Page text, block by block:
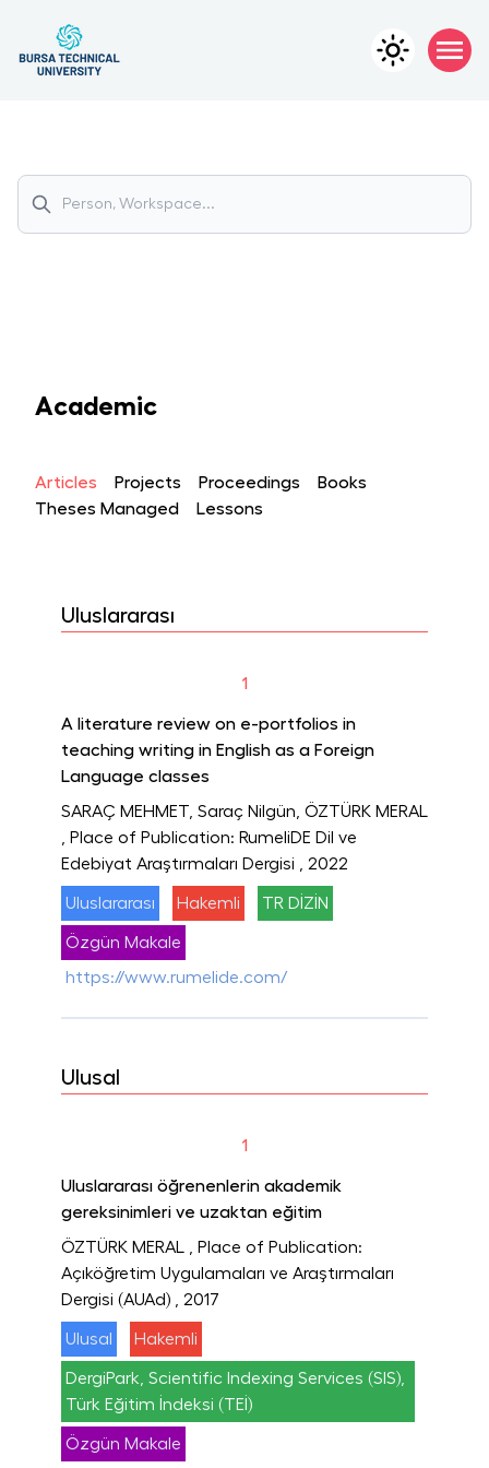
Academic
Articles Projects Proceedings
Books
Theses Managed
Lessons
Uluslararası
1
A literature review on e-portfolios in
teaching writing in English as a Foreign
Language classes
SARAÇ MEHMET, Saraç Nilgün, ÖZTÜRK MERAL
, Place of Publication: RumeliDE Dil ve
Edebiyat Araştırmaları Dergisi
, 2022
Uluslararası Hakemli TR DİZİN
Özgün Makale
https://www.rumelide.com/
Ulusal
1
Uluslararası öğrenenlerin akademik
gereksinimleri ve uzaktan eğitim
ÖZTÜRK MERAL
, Place of Publication:
Açıköğretim Uygulamaları ve Araştırmaları
Dergisi (AUAd)
, 2017
Ulusal Hakemli
DergiPark, Scientific Indexing Services (SIS),
Türk Eğitim İndeksi (TEİ)
Özgün Makale